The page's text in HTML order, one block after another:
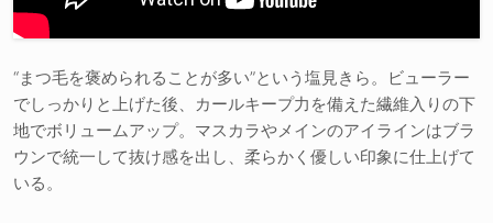
“まつ毛を褒められることが多い”という塩見きら。ビューラー
でしっかりと上げた後、カールキープ力を備えた繊維入りの下
地でボリュームアップ。マスカラやメインのアイラインはブラ
ウンで統一して抜け感を出し、柔らかく優しい印象に仕上げて
いる。